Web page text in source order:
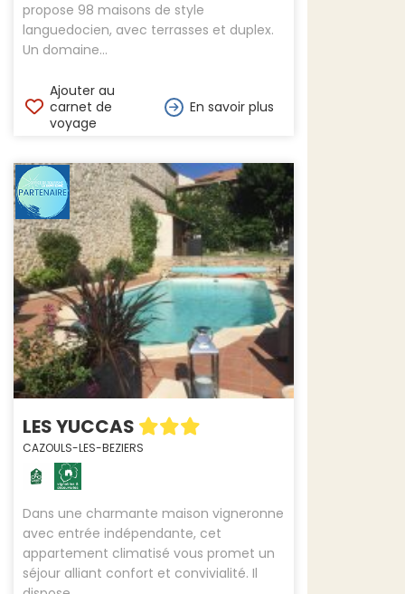
propose 98 maisons de style
languedocien, avec terrasses et duplex.
Un domaine...
Ajouter au
carnet de
voyage
En savoir plus
LES YUCCAS
CAZOULS-LES-BEZIERS
Dans une charmante maison vigneronne
avec entrée indépendante, cet
appartement climatisé vous promet un
séjour alliant confort et convivialité. Il